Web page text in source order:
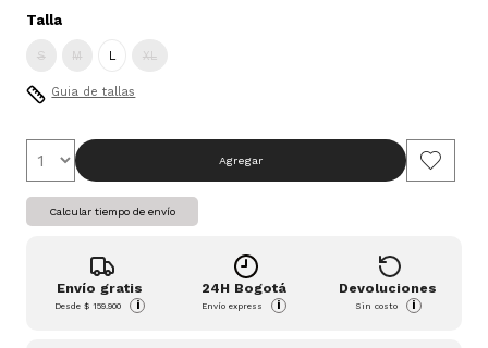
Talla
S M L XL
Guia de tallas
Agregar
Calcular tiempo de envío
Envío gratis
Desde$ 159.900 i
24H Bogotá
Envío express i
Devoluciones
Sin costo i